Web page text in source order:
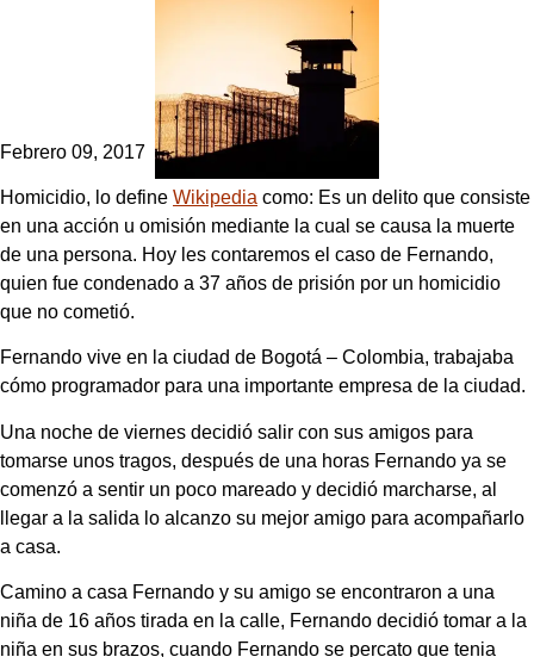
Febrero 09, 2017
Homicidio, lo define Wikipedia como: Es un delito que consiste
en una acción u omisión mediante la cual se causa la muerte
de una persona. Hoy les contaremos el caso de Fernando,
quien fue condenado a 37 años de prisión por un homicidio
que no cometió.
Fernando vive en la ciudad de Bogotá – Colombia, trabajaba
cómo programador para una importante empresa de la ciudad.
Una noche de viernes decidió salir con sus amigos para
tomarse unos tragos, después de una horas Fernando ya se
comenzó a sentir un poco mareado y decidió marcharse, al
llegar a la salida lo alcanzo su mejor amigo para acompañarlo
a casa.
Camino a casa Fernando y su amigo se encontraron a una
niña de 16 años tirada en la calle, Fernando decidió tomar a la
niña en sus brazos, cuando Fernando se percato que tenia